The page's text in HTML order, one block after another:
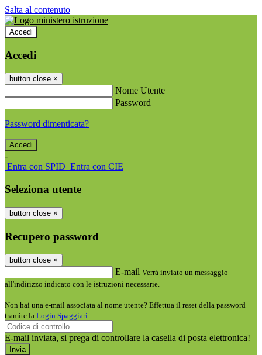
Salta al contenuto
Accedi
Accedi
button close ×
Nome Utente
Password
Password dimenticata?
-
Entra con SPID Entra con CIE
Seleziona utente
button close ×
Recupero password
button close ×
E-mail Verrà inviato un messaggio
all'indirizzo indicato con le istruzioni necessarie.
Non hai una e-mail associata al nome utente? Effettua il reset della password
tramite la Login Spaggiari
E-mail inviata, si prega di controllare la casella di posta elettronica!